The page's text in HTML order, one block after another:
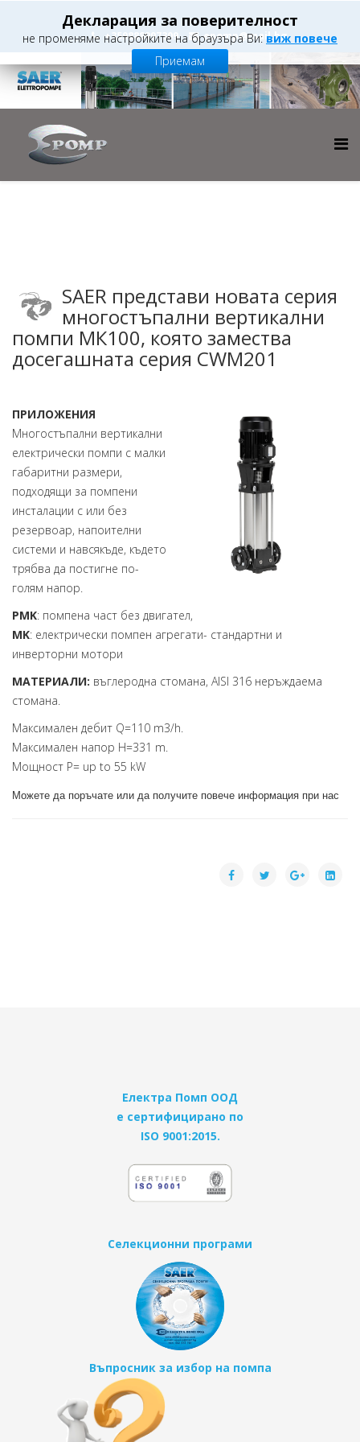
Декларация за поверителност
не променяме настройките на браузъра Ви:виж повече
Приемам
+359888997309 epomp@mail.bg
SAER представи новата серия
многостъпални вертикални
помпи МК100, която замества
досегашната серия CWM201
ПРИЛОЖЕНИЯ
Многостъпални вертикални
електрически помпи с малки
габаритни размери,
подходящи за помпени
инсталации с или без
резервоар, напоителни
системи и навсякъде, където
трябва да постигне по-
голям напор.
PMK: помпена част без двигател,
MK: електрически помпен агрегати- стандартни и
инверторни мотори
МАТЕРИАЛИ: въглеродна стомана, AISI 316 неръждаема
стомана.
Максимален дебит Q=110 m3/h.
Максимален напор Н=331 m.
Мощност P= up to 55 kW
Можете да поръчате или да получите повече информация при нас
Електра Помп ООД
е сертифицирано по
ISO 9001:2015.
Селекционни програми
Въпросник за избор на помпа